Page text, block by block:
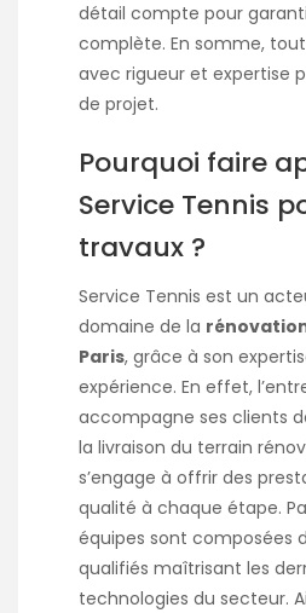
détail compte pour
complète. En somme,
avec rigueur et expertise
de projet.
Pourquoi faire
Service Tennis
travaux ?
Service Tennis est un
domaine de la
Paris, grâce à son
expérience. En effet,
accompagne ses clients
la livraison du terrain
s’engage à offrir des
qualité à chaque étape.
équipes sont composées
qualifiés maîtrisant les
technologies du secteur.